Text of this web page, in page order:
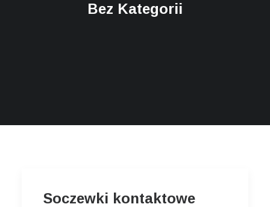
Bez Kategorii
Soczewki kontaktowe